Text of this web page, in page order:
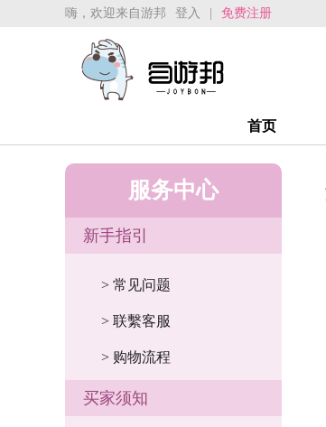
嗨，欢迎来自游邦 登入 免费注册
首页
服务中心
新手指引
> 常见问题
> 联繫客服
> 购物流程
买家须知